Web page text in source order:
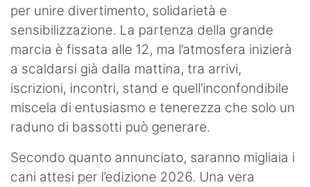
per unire divertimento, solidarietà e
sensibilizzazione. La partenza della grande
marcia è fissata alle 12, ma l’atmosfera inizierà
a scaldarsi già dalla mattina, tra arrivi,
iscrizioni, incontri, stand e quell’inconfondibile
miscela di entusiasmo e tenerezza che solo un
raduno di bassotti può generare.
Secondo quanto annunciato, saranno migliaia i
cani attesi per l’edizione 2026. Una vera